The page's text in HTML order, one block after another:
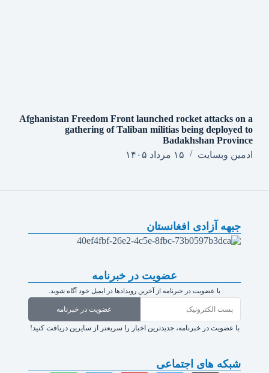
Afghanistan Freedom Front launched rocket attacks on a
gathering of Taliban militias being deployed to
Badakhshan Province
ادمین وبسایت
۱۵ مرداد ۱۴۰۵
جبهه آزادی افغانستان
عضویت در خبرنامه
با عضویت در خبرنامه از آخرین رویدادها در ایمیل خود آگاه شوید.
عضویت در خبرنامه
با عضویت در خبرنامه، جدیدترین اخبار را سریعتر از سایرین دریافت کنید!
شبکه های اجتماعی